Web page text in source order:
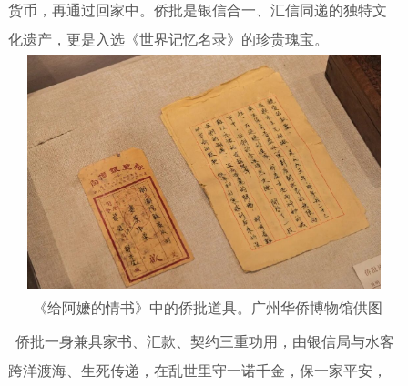
货币，再通过回家中。侨批是银信合一、汇信同递的独特文
化遗产，更是入选《世界记忆名录》的珍贵瑰宝。
《给阿嬷的情书》中的侨批道具。广州华侨博物馆供图
侨批一身兼具家书、汇款、契约三重功用，由银信局与水客
跨洋渡海、生死传递，在乱世里守一诺千金，保一家平安，